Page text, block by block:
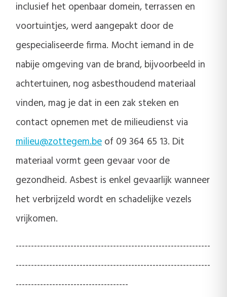
inclusief het openbaar domein, terrassen en
voortuintjes, werd aangepakt door de
gespecialiseerde firma. Mocht iemand in de
nabije omgeving van de brand, bijvoorbeeld in
achtertuinen, nog asbesthoudend materiaal
vinden, mag je dat in een zak steken en
contact opnemen met de milieudienst via
milieu@zottegem.be of 09 364 65 13. Dit
materiaal vormt geen gevaar voor de
gezondheid. Asbest is enkel gevaarlijk wanneer
het verbrijzeld wordt en schadelijke vezels
vrijkomen.
----------------------------------------------------------------
----------------------------------------------------------------
-------------------------------------